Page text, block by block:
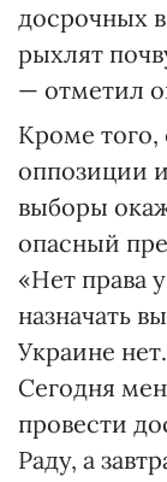
досрочных
рыхлят
— отметил
Кроме того,
оппозиции
выборы
опасный
«Нет права
назначать
Украине
Сегодня
провести
Раду, а